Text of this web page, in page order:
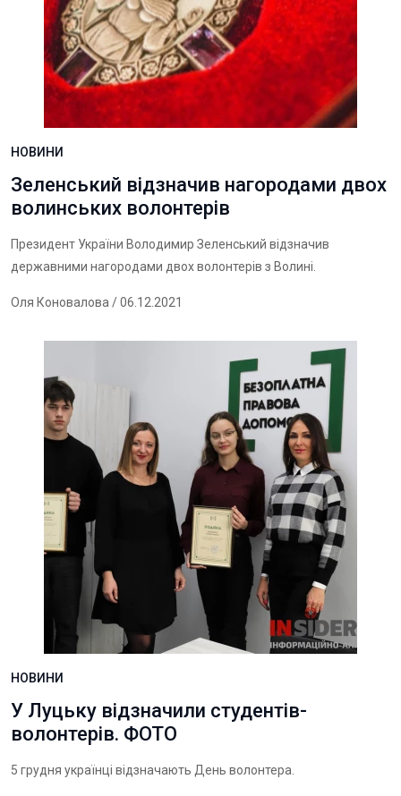
НОВИНИ
Зеленський відзначив нагородами двох
волинських волонтерів
Президент України Володимир Зеленський відзначив
державними нагородами двох волонтерів з Волині.
Оля Коновалова / 06.12.2021
НОВИНИ
У Луцьку відзначили студентів-
волонтерів. ФОТО
5 грудня українці відзначають День волонтера.